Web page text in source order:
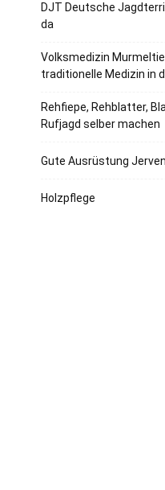
DJT Deutsche
da
Volksmedizin
traditionelle Medizin in
Rehfiepe, Rehblatter,
Rufjagd selber machen
Gute Ausrüstung
Holzpflege